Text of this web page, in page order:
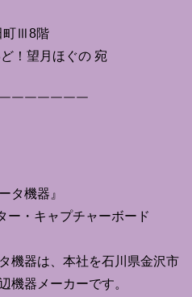
町Ⅲ8階
！望月ほぐの 宛
￣￣￣￣￣￣
タ機器』
ー・キャプチャーボード
機器は、本社を石川県金沢市
機器メーカーです。